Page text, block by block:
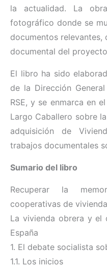
la actualidad. La
fotográfico donde se
documentos
documental del
El libro ha sido
de la Dirección
RSE, y se enmarca en
Largo Caballero sobre
adquisición de
trabajos documentales
Sumario del libro
Recuperar la
cooperativas de
La vivienda obrera y el
España
1. El debate socialista
1.1. Los inicios